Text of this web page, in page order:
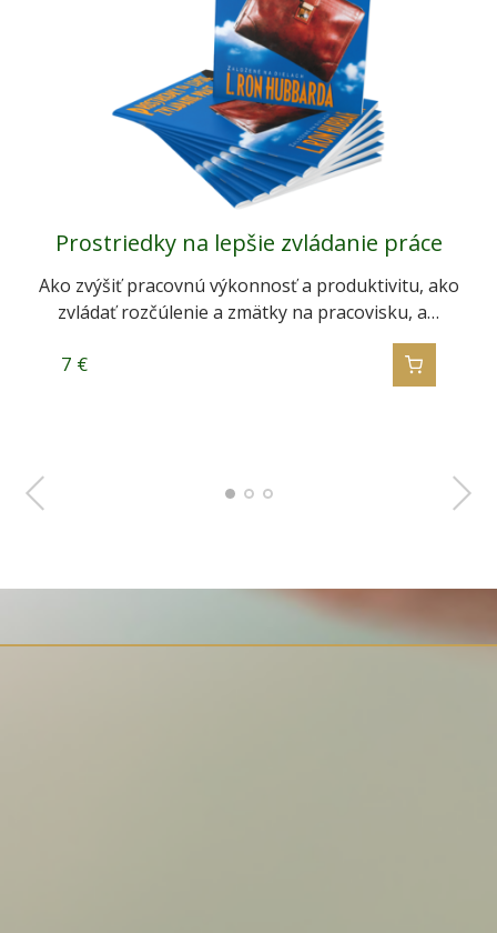
Prostriedky na lepšie zvládanie práce
Ako zvýšiť pracovnú výkonnosť a produktivitu, ako
zvládať rozčúlenie a zmätky na pracovisku, a…
7 €
Úlohy a ciele
Ako človek dosiahne, aby sa niečo urobilo? Ako
uskutoční svoje sny alebo dotiahne plán…
7 €
Komunikácia
"Človek je živý do tej miery, do akej dokáže
komunikovať.” Ako má človek hovoriť,…
7 €